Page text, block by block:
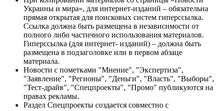
Украины и мира», для интернет-изданий – обязательна
прямая открытая для поисковых систем гиперссылка.
Ссылка должна быть размещена в независимости от
полного либо частичного использования материалов.
Гиперссылка (для интернет- изданий) – должна быть
размещена в подзаголовке или в первом абзаце
материала.
Новости с пометками "Мнение", "Экспертиза",
"Заявление", "Регионы", "Деньги", "Власть", "Выборы",
"Тест-драйв", "Спецпроекты", "Промо" публикуются на
правах рекламы.
Раздел Спецпроекты создается совместно с